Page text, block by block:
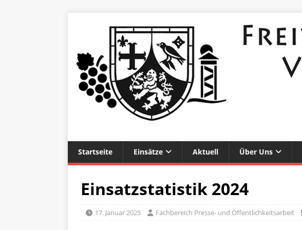
Startseite Einsätze Aktuell Über Uns
Einsatzstatistik 2024
17. Januar 2025 Fachbereich Presse- und Öffentlichkeitsarbeit